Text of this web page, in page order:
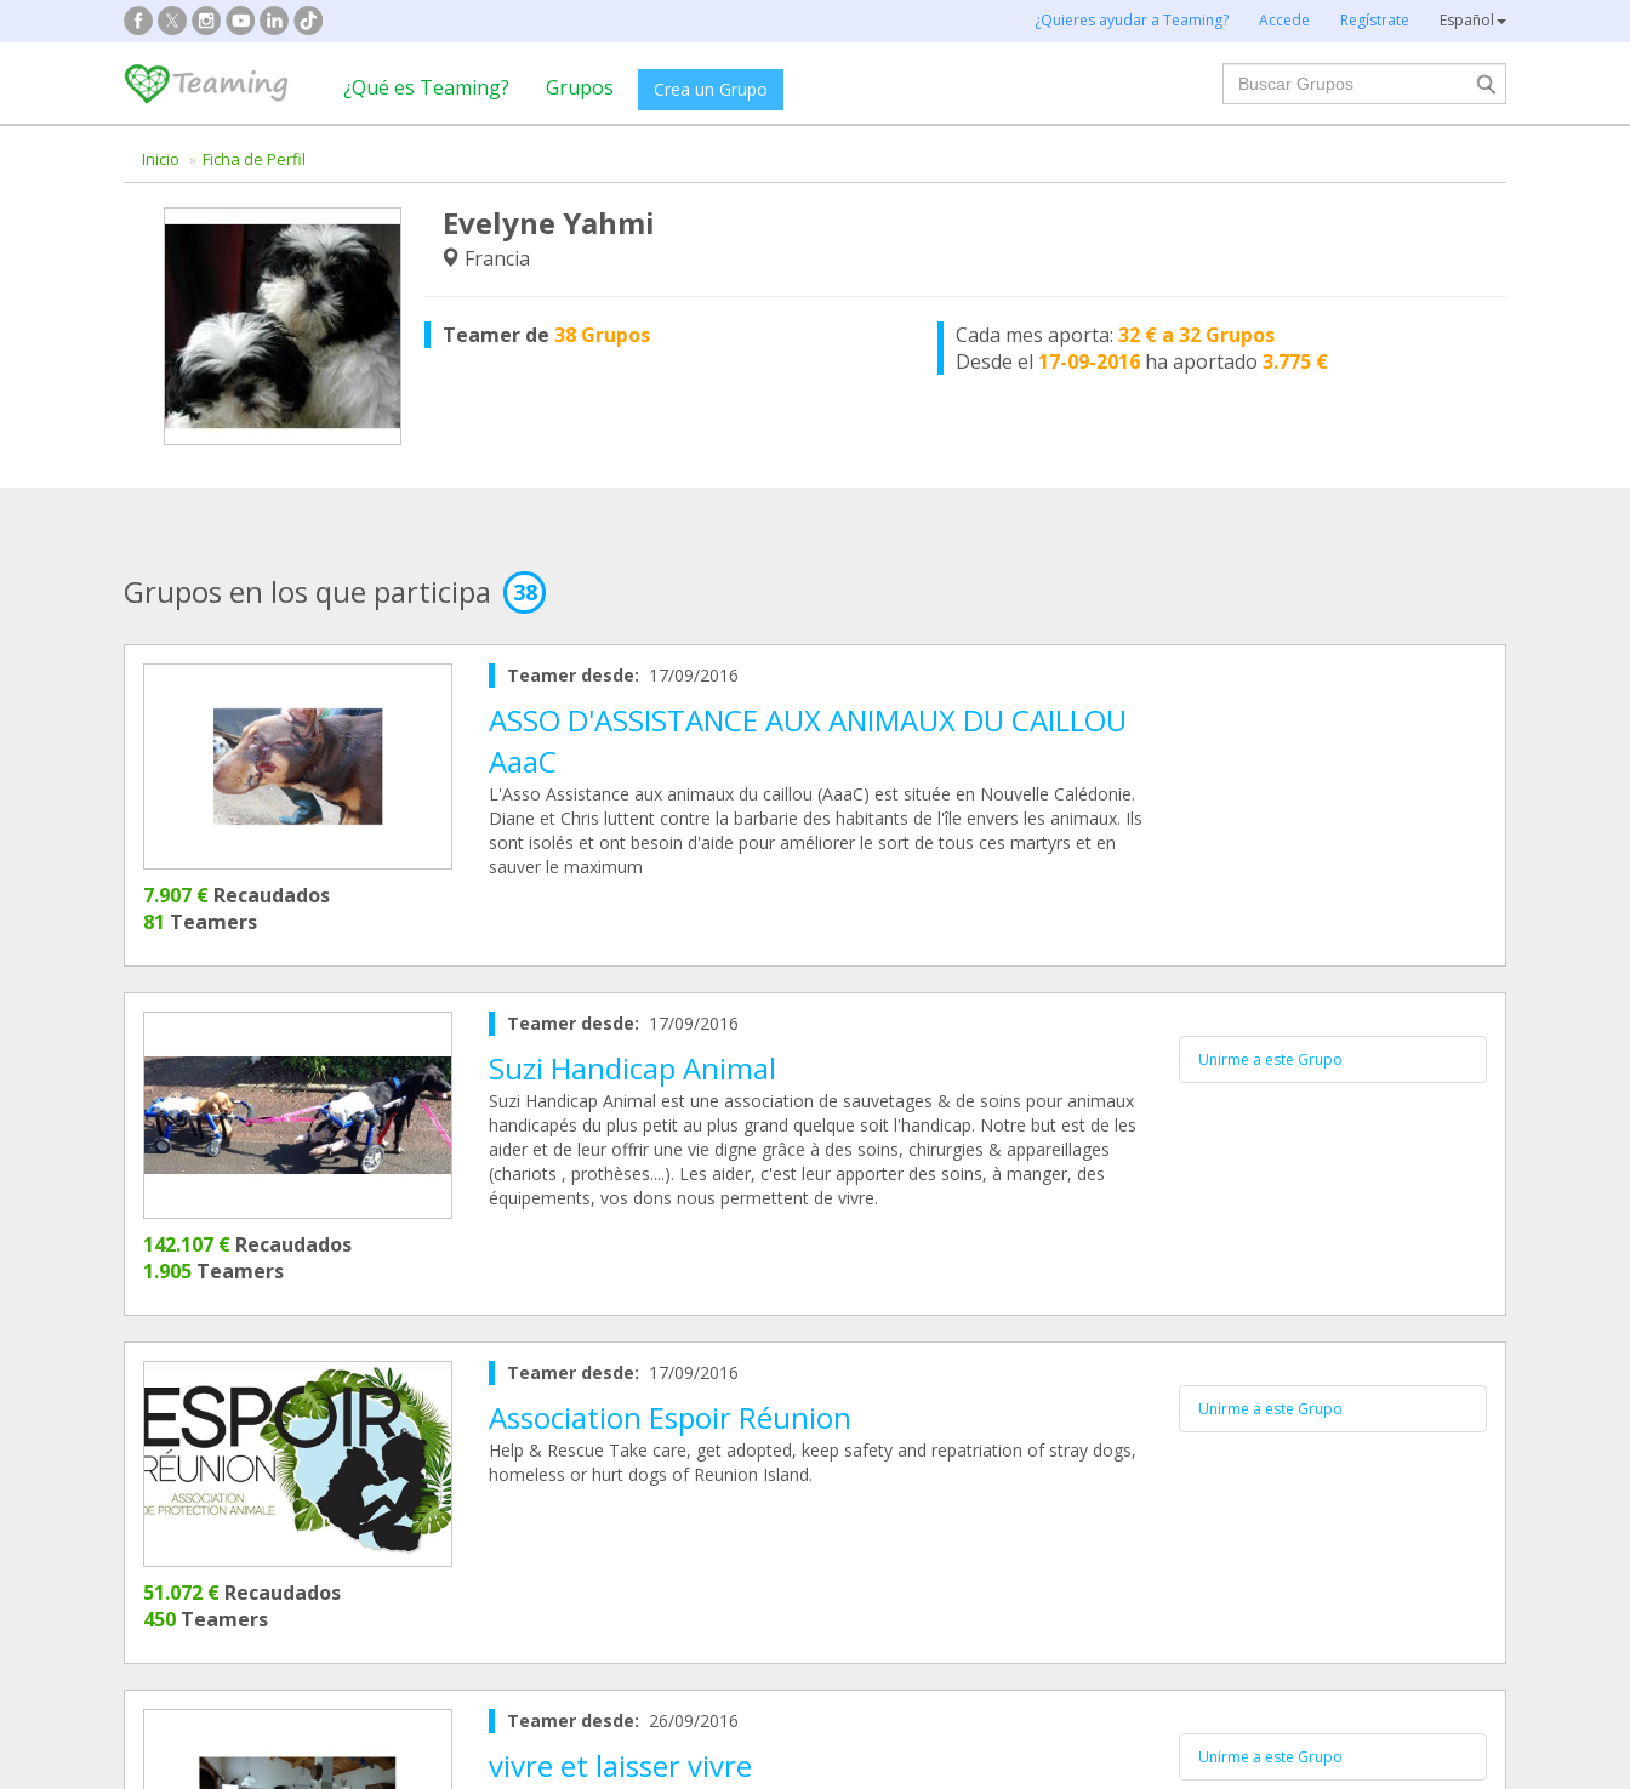
¿Quieres ayudar a Teaming? Accede Regístrate Español
¿Qué es Teaming? Grupos Crea un Grupo
Buscar
Inicio Ficha de Perfil
Evelyne Yahmi
Francia
Teamer de 38 Grupos Cada mes aporta:32 € a 32 Grupos
Desde el 17-09-2016 ha aportado3.775 €
Grupos en los que participa 38
7.907 € Recaudados
81 Teamers
Teamer desde: 17/09/2016
ASSO D'ASSISTANCE AUX ANIMAUX DU CAILLOU
AaaC
L'Asso Assistance aux animaux du caillou (AaaC) est située en Nouvelle Calédonie.
Diane et Chris luttent contre la barbarie des habitants de l'île envers les animaux. Ils
sont isolés et ont besoin d'aide pour améliorer le sort de tous ces martyrs et en
sauver le maximum
142.107 € Recaudados
1.905 Teamers
Teamer desde: 17/09/2016
Suzi Handicap Animal
Suzi Handicap Animal est une association de sauvetages & de soins pour animaux
handicapés du plus petit au plus grand quelque soit l'handicap. Notre but est de les
aider et de leur offrir une vie digne grâce à des soins, chirurgies & appareillages
(chariots , prothèses....). Les aider, c'est leur apporter des soins, à manger, des
équipements, vos dons nous permettent de vivre.
Unirme a este Grupo
51.072 € Recaudados
450 Teamers
Teamer desde: 17/09/2016
Association Espoir Réunion
Help & Rescue Take care, get adopted, keep safety and repatriation of stray dogs,
homeless or hurt dogs of Reunion Island.
Unirme a este Grupo
Teamer desde: 26/09/2016
vivre et laisser vivre Unirme a este Grupo